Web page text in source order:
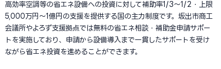
高効率空調等の省エネ設備への投資に対して補助率1/3〜1/2・上限
5,000万円〜1億円の支援を提供する国の主力制度です。坂出市商工
会議所やよろず支援拠点では無料の省エネ相談・補助金申請サポー
トを実施しており、申請から設備導入まで一貫したサポートを受け
ながら省エネ投資を進めることができます。